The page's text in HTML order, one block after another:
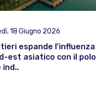
18 Giugno 2026
espande l'influenza
est asiatico con il polo
ind..